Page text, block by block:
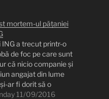
mortem-ul pățaniei
ING a trecut printr-o
de foc pe care sunt
că nicio companie și
angajat din lume
ar fi dorit să o
Trecând peste
11/09/2016